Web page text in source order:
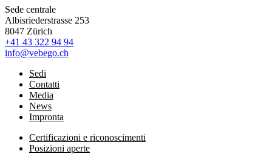
Sede centrale
Albisriederstrasse 253
8047 Zürich
+41 43 322 94 94
info@vebego.ch
Sedi
Contatti
Media
News
Impronta
Certificazioni e riconoscimenti
Posizioni aperte